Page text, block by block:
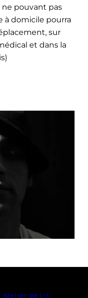
pouvant pas
à domicile pourra
sur
et dans la
de Lili